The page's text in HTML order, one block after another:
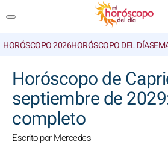
HORÓSCOPO 2026HORÓSCOPO DEL DÍA
Horóscopo de
septiembre de
completo
Escrito por Mercedes